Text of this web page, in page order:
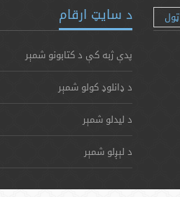
ټول د سایټ ارقام
پدې ژبه کې د کتابونو شمېر
د ډانلوډ کولو شمېر
د لیدلو شمېر
د لېږلو شمېر